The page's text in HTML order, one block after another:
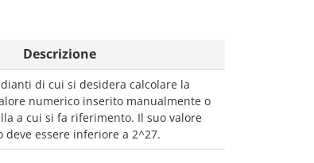
Descrizione
di cui si desidera calcolare la
numerico inserito manualmente o
a cui si fa riferimento. Il suo valore
deve essere inferiore a 2^27.